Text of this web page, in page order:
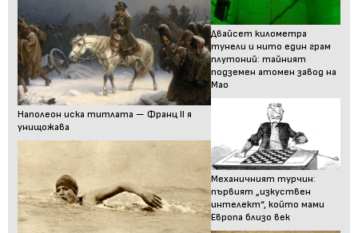
Наполеон иска титлата — Франц II я
унищожава
Двайсет километра
тунели и нито един грам
плутоний: тайният
подземен атомен завод на
Мао
Механичният турчин:
първият „изкуствен
интелект“, който мами
Европа близо век